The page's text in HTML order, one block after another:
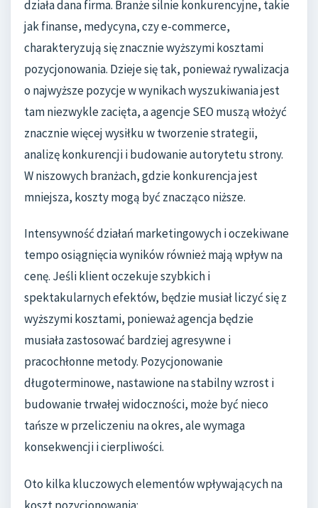
działa dana firma. Branże silnie konkurencyjne, takie
jak finanse, medycyna, czy e-commerce,
charakteryzują się znacznie wyższymi kosztami
pozycjonowania. Dzieje się tak, ponieważ rywalizacja
o najwyższe pozycje w wynikach wyszukiwania jest
tam niezwykle zacięta, a agencje SEO muszą włożyć
znacznie więcej wysiłku w tworzenie strategii,
analizę konkurencji i budowanie autorytetu strony.
W niszowych branżach, gdzie konkurencja jest
mniejsza, koszty mogą być znacząco niższe.
Intensywność działań marketingowych i oczekiwane
tempo osiągnięcia wyników również mają wpływ na
cenę. Jeśli klient oczekuje szybkich i
spektakularnych efektów, będzie musiał liczyć się z
wyższymi kosztami, ponieważ agencja będzie
musiała zastosować bardziej agresywne i
pracochłonne metody. Pozycjonowanie
długoterminowe, nastawione na stabilny wzrost i
budowanie trwałej widoczności, może być nieco
tańsze w przeliczeniu na okres, ale wymaga
konsekwencji i cierpliwości.
Oto kilka kluczowych elementów wpływających na